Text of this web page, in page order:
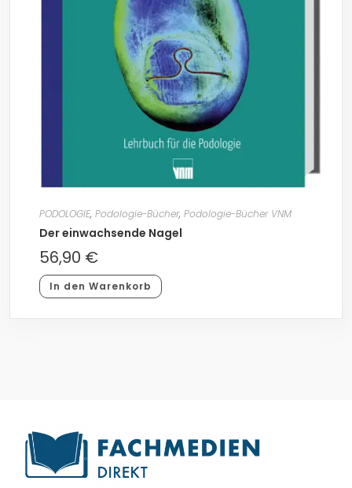
PODOLOGIE, Podologie-Bücher, Podologie-Bücher VNM
Der einwachsende Nagel
56,90 €
In den Warenkorb